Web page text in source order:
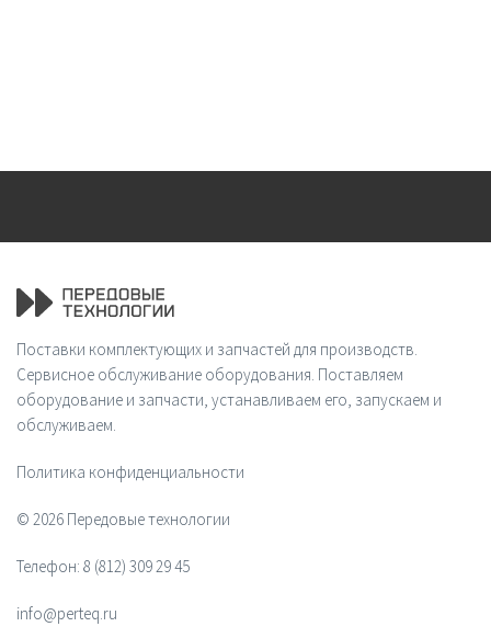
Поставки комплектующих и запчастей для производств.
Сервисное обслуживание оборудования. Поставляем
оборудование и запчасти, устанавливаем его, запускаем и
обслуживаем.
Политика конфиденциальности
© 2026 Передовые технологии
Телефон: 8 (812) 309 29 45
info@perteq.ru